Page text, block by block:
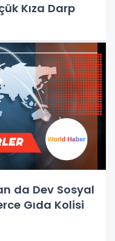
Kıza Darp
da Dev Sosyal
Gıda Kolisi